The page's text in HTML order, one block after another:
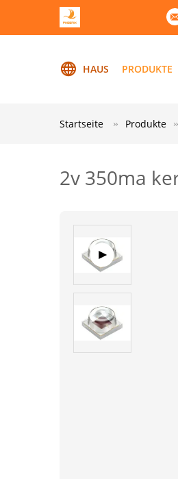
HAUS PRODUKTE
Startseite Produkte
2v 350ma